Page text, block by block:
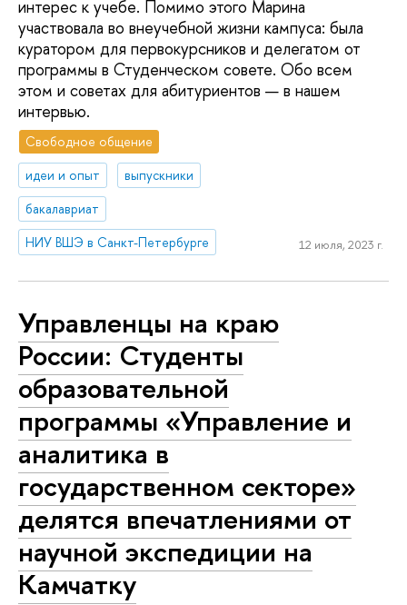
интерес к учебе. Помимо этого Марина
участвовала во внеучебной жизни кампуса: была
куратором для первокурсников и делегатом от
программы в Студенческом совете. Обо всем
этом и советах для абитуриентов — в нашем
интервью.
Свободное общение
идеи и опыт
выпускники
бакалавриат
НИУ ВШЭ в Санкт-Петербурге
12 июля, 2023 г.
Управленцы на краю
России: Студенты
образовательной
программы «Управление и
аналитика в
государственном секторе»
делятся впечатлениями от
научной экспедиции на
Камчатку